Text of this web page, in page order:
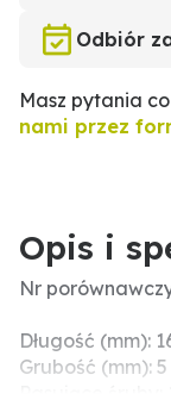
Odbiór
Masz pytania
nami przez
Opis i
Nr
Długość (mm):
Grubość (mm): 5